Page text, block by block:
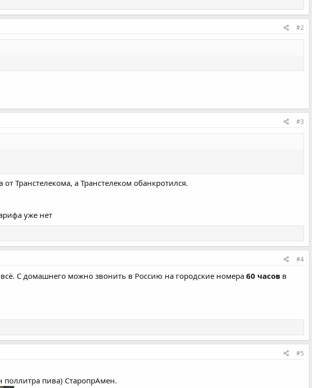
#2
#3
Транстелекома, а Транстелеком обанкротился.
уже нет
#4
С домашнего можно звонить в Россию на городские номера 60 часов в
#5
пива) СтаропрАмен.